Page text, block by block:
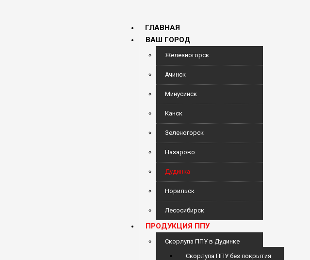
ГЛАВНАЯ
ВАШ ГОРОД
Железногорск
Ачинск
Минусинск
Канск
Зеленогорск
Назарово
Дудинка
Норильск
Лесосибирск
ПРОДУКЦИЯ ППУ
Скорлупа ППУ в Дудинке
Скорлупа ППУ без покрытия